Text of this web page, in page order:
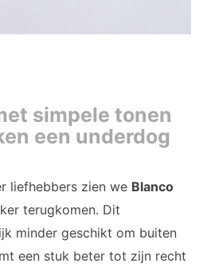
simpele tonen
een underdog
liefhebbers zien we Blanco
terugkomen. Dit
minder geschikt om buiten
een stuk beter tot zijn recht